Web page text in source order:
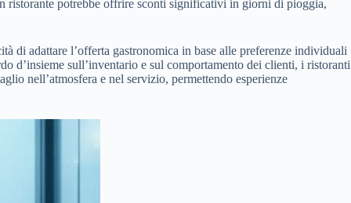
ristorante potrebbe offrire sconti significativi in giorni di pioggia,
di adattare l’offerta gastronomica in base alle preferenze individuali
d’insieme sull’inventario e sul comportamento dei clienti, i ristoranti
nell’atmosfera e nel servizio, permettendo esperienze